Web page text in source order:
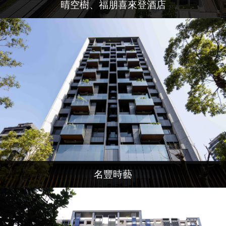
晴空樹、福朋喜來登酒店
名豐時藝